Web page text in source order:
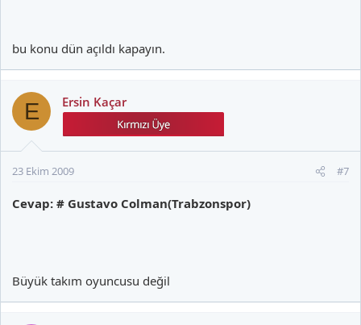
bu konu dün açıldı kapayın.
E Ersin Kaçar
23 Ekim 2009 #7
Cevap: # Gustavo Colman(Trabzonspor)
Büyük takım oyuncusu değil